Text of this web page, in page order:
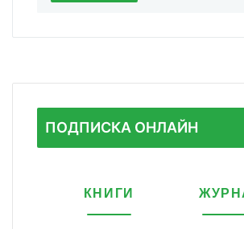
ПОДПИСКА ОНЛАЙН
КНИГИ